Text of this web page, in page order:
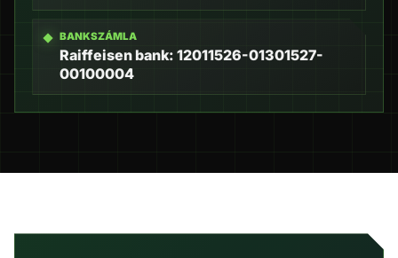
BANKSZÁMLA
Raiffeisen bank: 12011526-01301527-
00100004